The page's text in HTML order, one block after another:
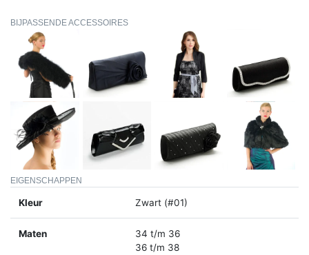
BIJPASSENDE ACCESSOIRES
EIGENSCHAPPEN
Kleur Zwart (#01)
Maten
34 t/m 36
36 t/m 38